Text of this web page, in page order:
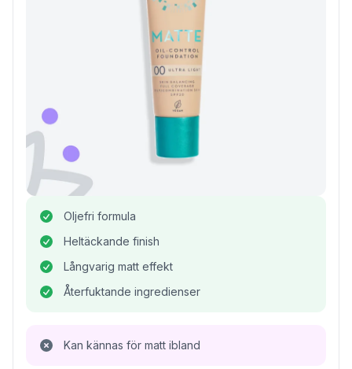
Oljefri formula
Heltäckande finish
Långvarig matt effekt
Återfuktande ingredienser
Kan kännas för matt ibland